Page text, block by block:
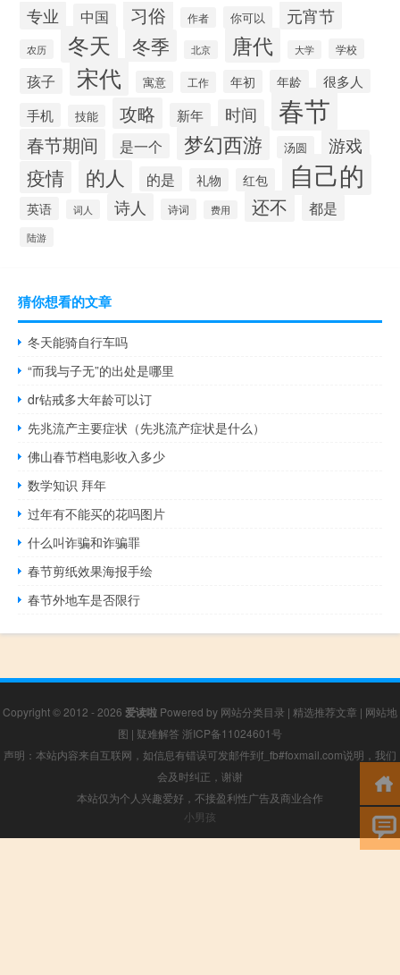
专业 中国 习俗 作者 你可以 元宵节
农历 冬天 冬季 北京 唐代 大学 学校
孩子 宋代 寓意 工作 年初 年龄
很多人
手机
技能 攻略 新年 时间 春节
春节期间 是一个 梦幻西游 汤圆 游戏
疫情 的人 的是 礼物 红包 自己的
英语 词人 诗人 诗词 费用 还不 都是
陆游
猜你想看的文章
冬天能骑自行车吗
“而我与子无”的出处是哪里
dr钻戒多大年龄可以订
先兆流产主要症状（先兆流产症状是什么）
佛山春节档电影收入多少
数学知识 拜年
过年有不能买的花吗图片
什么叫诈骗和诈骗罪
春节剪纸效果海报手绘
春节外地车是否限行
Copyright © 2012 - 2026 爱读啦 Powered by 网站分类目录 | 精选推荐文章 | 网站地
图 | 疑难解答 浙ICP备11024601号
声明：本站内容来自互联网，如信息有错误可发邮件到f_fb#foxmail.com说明，我们
会及时纠正，谢谢
本站仅为个人兴趣爱好，不接盈利性广告及商业合作
小男孩